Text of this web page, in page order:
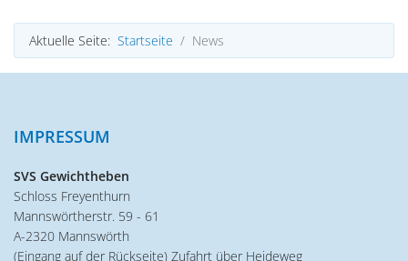
Aktuelle Seite: Startseite News
IMPRESSUM
SVS Gewichtheben
Schloss Freyenthurn
Mannswörtherstr. 59 - 61
A-2320 Mannswörth
(Eingang auf der Rückseite) Zufahrt über Heideweg